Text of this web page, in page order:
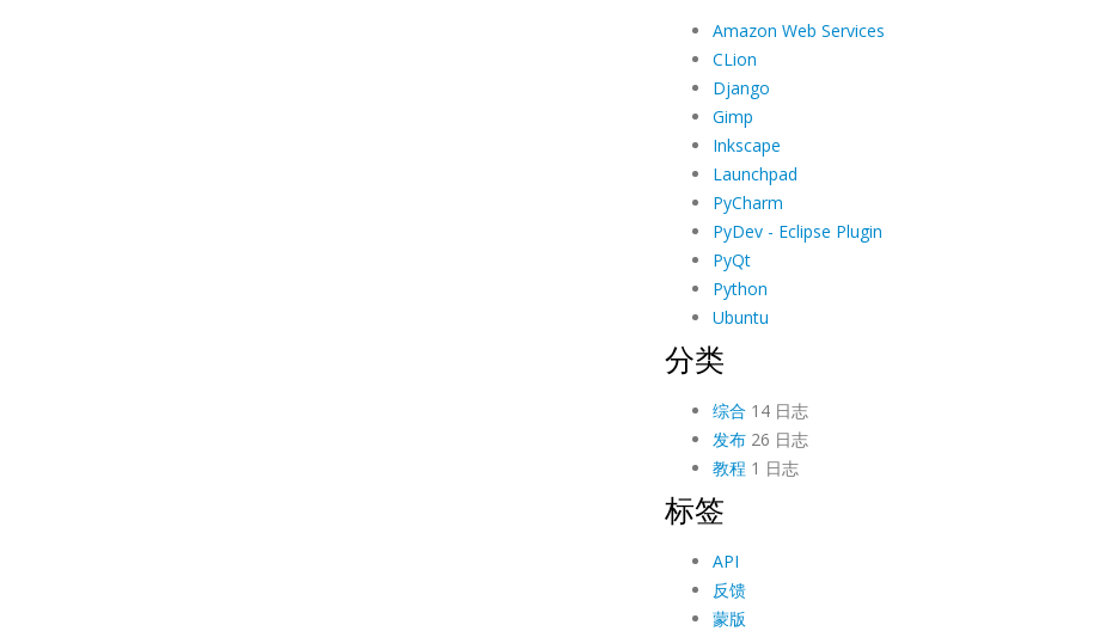
Amazon Web Services
CLion
Django
Gimp
Inkscape
Launchpad
PyCharm
PyDev - Eclipse Plugin
PyQt
Python
Ubuntu
分类
综合 14 日志
发布26 日志
教程 1 日志
标签
API
反馈
蒙版